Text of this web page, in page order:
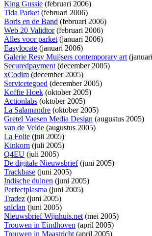
King Gussie (februari 2006)
Tida Parket(februari 2006)
Boris en de Band (februari 2006)
Web 20 Validtor(februari 2006)
Alles voor parket(januari 2006)
Easylocate (januari 2006)
Galerie Resy Muijsers contemporary art
Securedpayment(december 2005)
xCodim (december 2005)
Servicetegoed (december 2005)
Koffie Hoek (oktober 2005)
Actionlabs (oktober 2005)
La Salamandre (oktober 2005)
Gretel Vaesen Media Design (augustus 2005)
van de Velde (augustus 2005)
La Folie (juli 2005)
Kinkorn (juli 2005)
Q4EU (juli 2005)
De digitale Nieuwsbrief(juni 2005)
Trackbase (juni 2005)
Indische duinen (juni 2005)
Perfectplasma (juni 2005)
Tradez (juni 2005)
snlclan (juni 2005)
Nieuwsbrief Wijnhuis.net(mei 2005)
Trouwen in Eindhoven (april 2005)
Trouwen in Maastricht(april 2005)